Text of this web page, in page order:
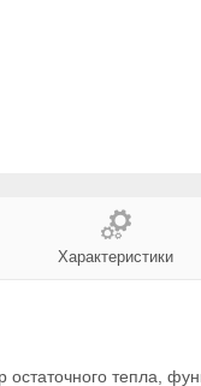
Характеристики
тепла,